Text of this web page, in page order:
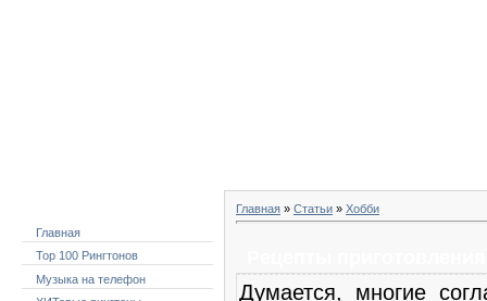
Главная
Top 100 Рингтонов
Музыка на телефон
Главная » Статьи » Хобби
Думается, многие